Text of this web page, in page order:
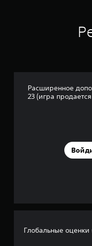
Расширенное
23 (игра
Глобальные оценки